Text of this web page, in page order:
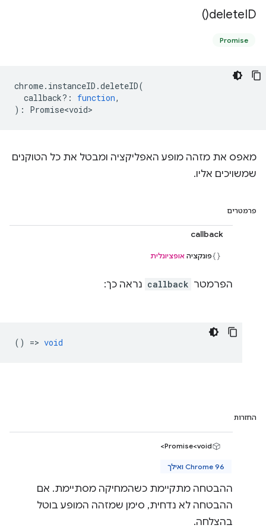
deleteID(
)
Promise
chrome. instanceID .deleteID(
callback? : function,
) : Promise<void>
מאפס את מזהה מופע האפליקציה ומבטל את כל הטוקנים
שמשויכים אליו.
פרמטרים
callback
פונקציה אופציונלית
הפרמטר callback נראה כך:
() => void
החזרות
Promise<void>
Chrome 96 ואילך
ההבטחה מתקיימת כשהמחיקה מסתיימת. אם
ההבטחה לא נדחית, סימן שמזהה המופע בוטל
בהצלחה.